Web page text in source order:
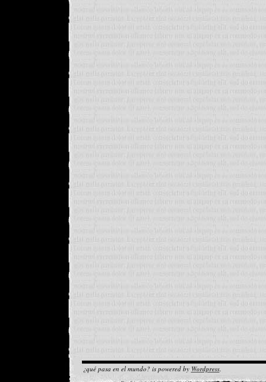
¿qué pasa en el mundo? is powered by Wordpress.